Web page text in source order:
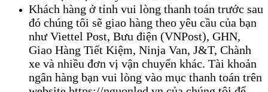
Khách hàng ở tỉnh vui lòng thanh toán trước sau
đó chúng tôi sẽ giao hàng theo yêu cầu của bạn
như Viettel Post, Bưu điện (VNPost), GHN,
Giao Hàng Tiết Kiệm, Ninja Van, J&T, Chành
xe và nhiều đơn vị vận chuyển khác. Tài khoản
ngân hàng bạn vui lòng vào mục thanh toán trên